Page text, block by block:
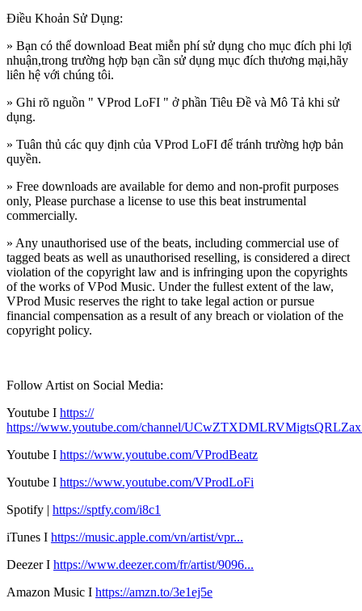
Điều Khoản Sử Dụng:
» Bạn có thể download Beat miễn phí sử dụng cho mục đích phi lợi
nhuận,trong trường hợp bạn cần sử dụng mục đích thương mại,hãy
liên hệ với chúng tôi.
» Ghi rõ nguồn " VProd LoFI " ở phần Tiêu Đề và Mô Tả khi sử
dụng.
» Tuân thủ các quy định của VProd LoFI để tránh trường hợp bản
quyền.
» Free downloads are available for demo and non-profit purposes
only, Please purchase a license to use this beat instrumental
commercially.
» Any unauthorised use of the beats, including commercial use of
tagged beats as well as unauthorised reselling, is considered a direct
violation of the copyright law and is infringing upon the copyrights
of the works of VPod Music. Under the fullest extent of the law,
VProd Music reserves the right to take legal action or pursue
financial compensation as a result of any breach or violation of the
copyright policy.
Follow Artist on Social Media:
Youtube I https://
https://www.youtube.com/channel/
Youtube I https://www.youtube.com/VProdBeatz
Youtube I https://www.youtube.com/VProdLoFi
Spotify | https://sptfy.com/i8c1
iTunes I https://music.apple.com/vn/artist/vpr...
Deezer I https://www.deezer.com/fr/artist/9096...
Amazon Music I https://amzn.to/3e1ej5e​